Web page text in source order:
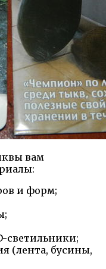
вам
и форм;
светильники;
(лента, бусины,